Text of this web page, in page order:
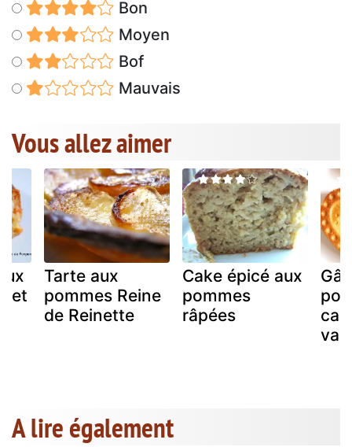
Bon
Moyen
Bof
Mauvais
Vous allez aimer
et
Tarte aux
pommes Reine
de Reinette
Cake épicé aux
pommes
râpées
A lire également